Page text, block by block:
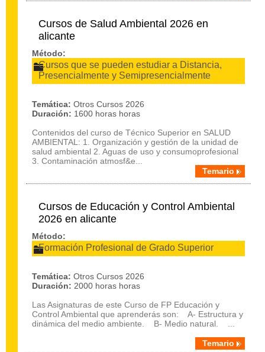
Cursos de Salud Ambiental 2026 en
alicante
Método:
Cursos que se pueden estudiar a Distancia,
Presencialmente y Semipresencialmente
Temática: Otros Cursos 2026
Duración: 1600 horas horas
Contenidos del curso de Técnico Superior en SALUD
AMBIENTAL: 1. Organización y gestión de la unidad de
salud ambiental 2. Aguas de uso y consumoprofesional
3. Contaminación atmosf&e...
Temario
Cursos de Educación y Control Ambiental
2026 en alicante
Método:
Formación Profesional de Grado Superior
Temática: Otros Cursos 2026
Duración: 2000 horas horas
Las Asignaturas de este Curso de FP Educación y
Control Ambiental que aprenderás son: A- Estructura y
dinámica del medio ambiente. B- Medio natural. ...
Temario